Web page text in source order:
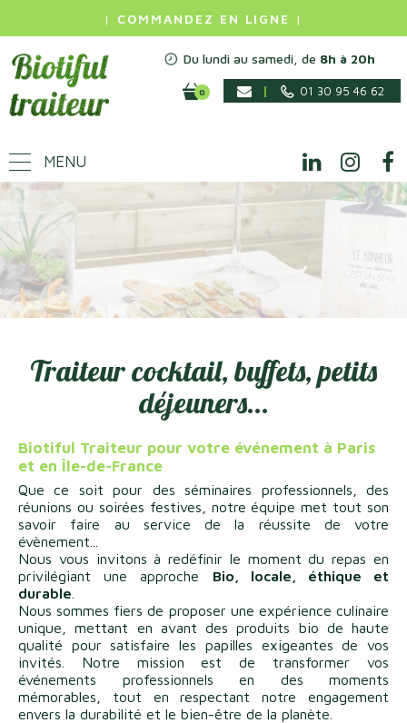
| COMMANDEZ EN LIGNE |
Du lundi au samedi, de 8h à 20h
0 01 30 95 46 62
MENU
Traiteur cocktail, buffets, petits
déjeuners...
Biotiful Traiteur pour votre événement à Paris
et en Île-de-France
Que ce soit pour des séminaires professionnels, des
réunions ou soirées festives, notre équipe met tout son
savoir faire au service de la réussite de votre
évènement...
Nous vous invitons à redéfinir le moment du repas en
privilégiant une approche Bio, locale, éthique et
durable
Nous sommes fiers de proposer une expérience culinaire
unique, mettant en avant des produits bio de haute
qualité pour satisfaire les papilles exigeantes de vos
invités. Notre mission est de transformer vos
événements professionnels en des moments
mémorables, tout en respectant notre engagement
envers la durabilité et le bien-être de la planète.